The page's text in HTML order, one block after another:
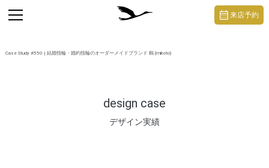
Case Study #550 | 結婚指輪・婚約指輪のオーダーメイドブランド 鶴 (mikoto)
design case
デザイン実績
toggle
navigation
来店予約